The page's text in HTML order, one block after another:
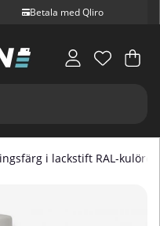
Betala med Qliro
.
i lackstift RAL-kulörer